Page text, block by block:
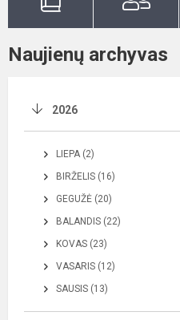
Naujienų archyvas
2026
LIEPA (2)
BIRŽELIS (16)
GEGUŽĖ (20)
BALANDIS (22)
KOVAS (23)
VASARIS (12)
SAUSIS (13)